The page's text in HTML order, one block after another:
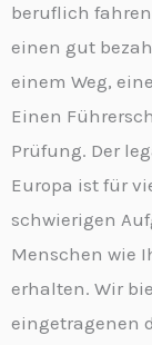
beruflich
einen gut
einem Weg,
Einen
Prüfung. Der
Europa ist für
schwierigen
Menschen wie
erhalten. Wir
eingetragenen